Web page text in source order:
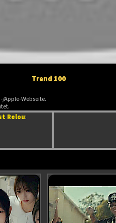
Trend 100
Webseite.
Relou: